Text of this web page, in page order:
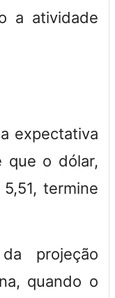
a atividade
expectativa
que o dólar,
termine
projeção
quando o